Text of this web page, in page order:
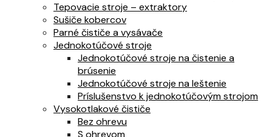
Tepovacie stroje – extraktory
Sušiče kobercov
Parné čističe a vysávače
Jednokotúčové stroje
Jednokotúčové stroje na čistenie a
brúsenie
Jednokotúčové stroje na leštenie
Príslušenstvo k jednokotúčovým strojom
Vysokotlakové čističe
Bez ohrevu
S ohrevom